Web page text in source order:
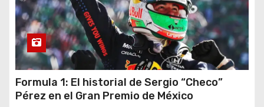
Formula 1: El historial de Sergio “Checo”
Pérez en el Gran Premio de México